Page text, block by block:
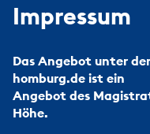
Impressum
Das Angebot unter
homburg.de ist ein
Angebot des
Höhe.